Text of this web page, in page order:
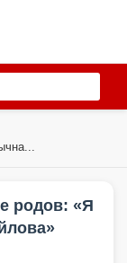
родов: «Я